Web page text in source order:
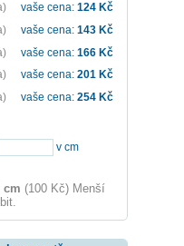
vaše cena: 124 Kč
vaše cena: 143 Kč
vaše cena: 166 Kč
vaše cena: 201 Kč
vaše cena: 254 Kč
v cm
cm (100 Kč) Menší